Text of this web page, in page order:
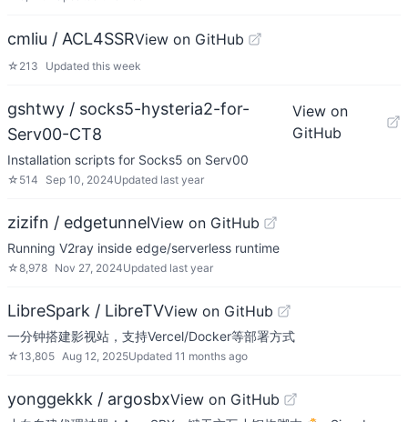
cmliu / ACL4SSRView on GitHub
☆ 213 Updated this week
gshtwy / socks5-hysteria2-for-
Serv00-CT8
View on
GitHub
Installation scripts for Socks5 on Serv00
☆ 514 Sep 10, 2024Updated last year
zizifn / edgetunnelView on GitHub
Running V2ray inside edge/serverless runtime
☆8,978 Nov 27, 2024Updated last year
LibreSpark / LibreTVView on GitHub
一分钟搭建影视站，支持Vercel/Docker等部署方式
☆13,805 Aug 12, 2025Updated 11 months ago
yonggekkk / argosbxView on GitHub